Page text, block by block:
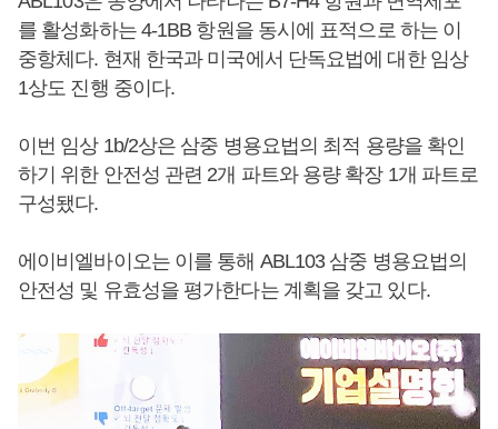
를 활성화하는 4-1BB 항원을 동시에 표적으로 하는 이
중항체다. 현재 한국과 미국에서 단독요법에 대한 임상
1상도 진행 중이다.
이번 임상 1b/2상은 삼중 병용요법의 최적 용량을 확인
하기 위한 안전성 관련 2개 파트와 용량 확장 1개 파트로
구성됐다.
에이비엘바이오는 이를 통해 ABL103 삼중 병용요법의
안전성 및 유효성을 평가한다는 계획을 갖고 있다.